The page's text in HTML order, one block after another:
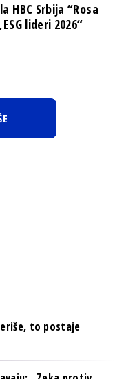
HBC Srbija “Rosa
lideri 2026“
to postaje